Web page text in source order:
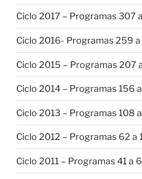
Ciclo 2017 – Programas 307
Ciclo 2016- Programas 259
Ciclo 2015 – Programas 207
Ciclo 2014 – Programas 156
Ciclo 2013 – Programas 108
Ciclo 2012 – Programas 62 a
Ciclo 2011 – Programas 41 a